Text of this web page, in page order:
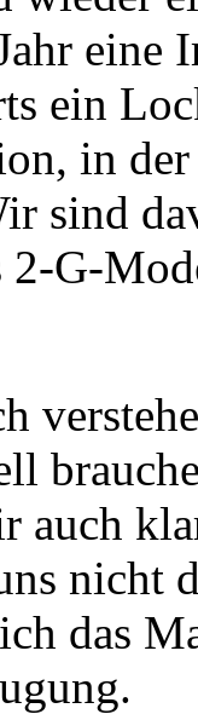
ein
in
sind
2-G-
auch
nicht
das